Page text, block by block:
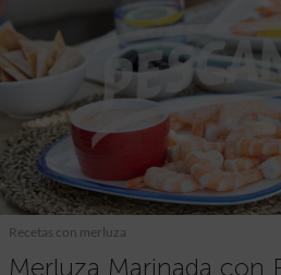
Recetas con merluza
Merluza Marinada con